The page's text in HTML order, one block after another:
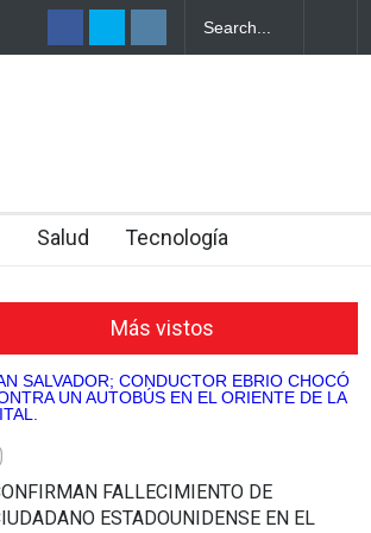
SALVADOREÑOS REPORTA
EN CARRETERA DE HONDURAS
Salud Tecnología
Más vistos
FALLECIMIENTO DE
ESTADOUNIDENSE EN EL